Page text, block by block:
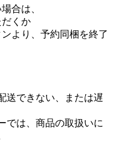
合は、
くか
より、予約同梱を終了
送できない、または遅
では、商品の取扱いに